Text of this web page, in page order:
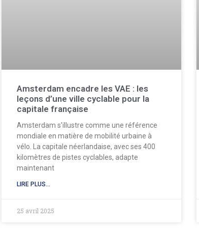
Amsterdam encadre les VAE : les
leçons d’une ville cyclable pour la
capitale française
Amsterdam s'illustre comme une référence
mondiale en matière de mobilité urbaine à
vélo. La capitale néerlandaise, avec ses 400
kilomètres de pistes cyclables, adapte
maintenant
LIRE PLUS...
25 avril 2025